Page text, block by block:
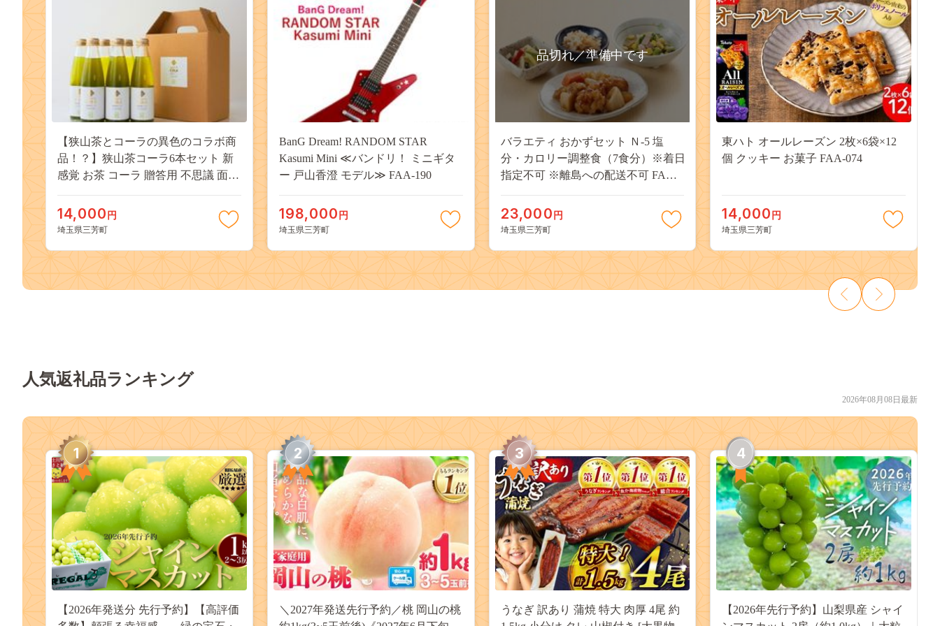
【狭山茶とコーラの異色のコラボ商
品！？】狭山茶コーラ6本セット 新
感覚 お茶 コーラ 贈答用 不思議 面白
14,000 円
埼玉県三芳町
BanG Dream! RANDOM STAR
Kasumi Mini ≪バンドリ！ ミニギタ
ー 戸山香澄 モデル≫ FAA-190
198,000 円
埼玉県三芳町
品切れ／準備中です
バラエティ おかずセット Ｎ-5 塩
分・カロリー調整食（7食分）※着日
指定不可 ※離島への配送不可 FAA-
23,000 円
埼玉県三芳町
東ハト オールレーズン 2枚×6袋×12
個 クッキー お菓子 FAA-074
14,000 円
埼玉県三芳町
人気返礼品ランキング
2026年08月08日最新
1
【2026年発送分 先行予約】【高評価
2
＼2027年発送先行予約／桃 岡山の桃
3
うなぎ 訳あり 蒲焼 特大 肉厚 4尾 約
4
【2026年先行予約】山梨県産 シャイ